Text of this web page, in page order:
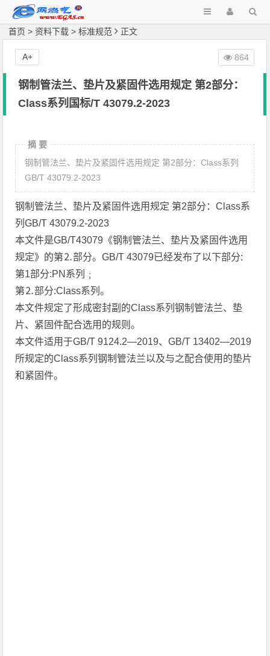
首页 >资料下载 >标准规范 正文
钢制管法兰、垫片及紧固件选用规定 第2部分：
Class系列国标/T 43079.2-2023
摘 要
钢制管法兰、垫片及紧固件选用规定 第2部分：Class系列
GB/T 43079.2-2023
钢制管法兰、垫片及紧固件选用规定 第2部分：Class系
列GB/T 43079.2-2023
本文件是GB/T43079《钢制管法兰、垫片及紧固件选用
规定》的第⒉部分。GB/T 43079已经发布了以下部分:
第1部分:PN系列﹔
第⒉部分:Class系列。
本文件规定了形成密封副的Class系列钢制管法兰、垫
片、紧固件配合选用的规则。
本文件适用于GB/T 9124.2—2019、GB/T 13402—2019
所规定的Class系列钢制管法兰以及与之配合使用的垫片
和紧固件。
864
A+